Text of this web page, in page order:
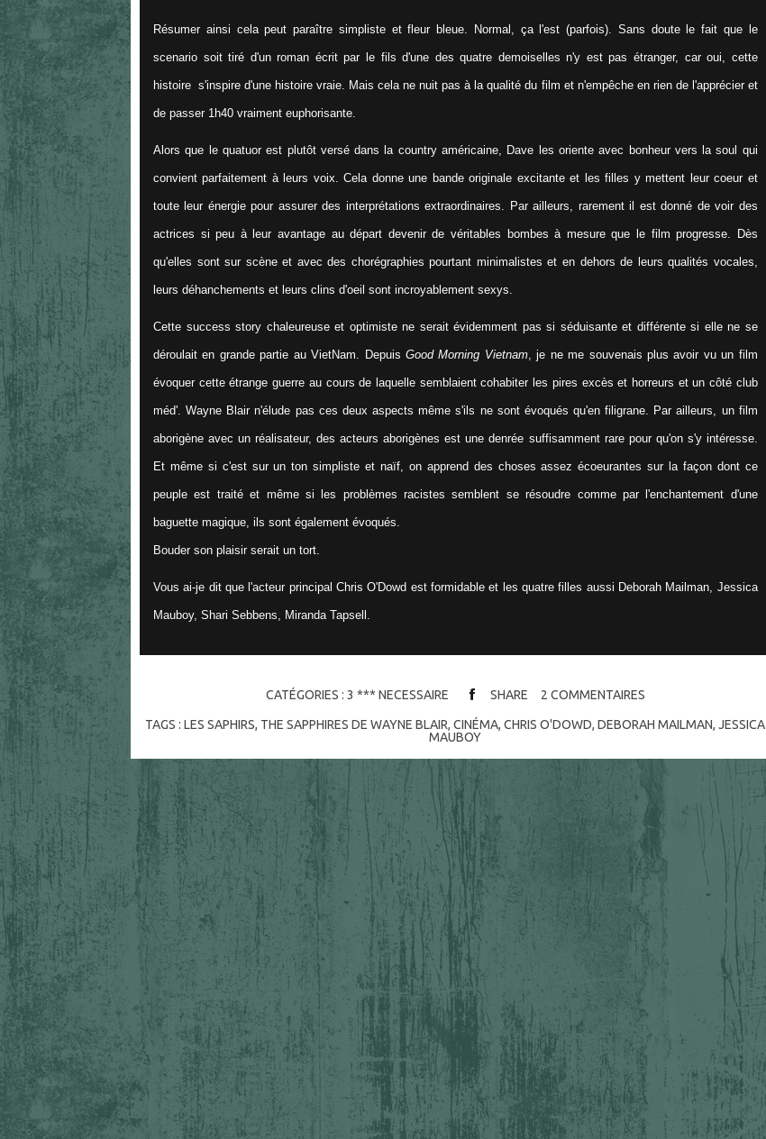
Résumer ainsi cela peut paraître simpliste et fleur bleue. Normal, ça l'est (parfois). Sans doute le fait que le
scenario soit tiré d'un roman écrit par le fils d'une des quatre demoiselles n'y est pas étranger, car oui, cette
histoire s'inspire d'une histoire vraie. Mais cela ne nuit pas à la qualité du film et n'empêche en rien de l'apprécier et
de passer 1h40 vraiment euphorisante.
Alors que le quatuor est plutôt versé dans la country américaine, Dave les oriente avec bonheur vers la soul qui
convient parfaitement à leurs voix. Cela donne une bande originale excitante et les filles y mettent leur coeur et
toute leur énergie pour assurer des interprétations extraordinaires. Par ailleurs, rarement il est donné de voir des
actrices si peu à leur avantage au départ devenir de véritables bombes à mesure que le film progresse. Dès
qu'elles sont sur scène et avec des chorégraphies pourtant minimalistes et en dehors de leurs qualités vocales,
leurs déhanchements et leurs clins d'oeil sont incroyablement sexys.
Cette success story chaleureuse et optimiste ne serait évidemment pas si séduisante et différente si elle ne se
déroulait en grande partie au VietNam. DepuisGood Morning Vietnam, je ne me souvenais plus avoir vu un film
évoquer cette étrange guerre au cours de laquelle semblaient cohabiter les pires excès et horreurs et un côté club
méd'. Wayne Blair n'élude pas ces deux aspects même s'ils ne sont évoqués qu'en filigrane. Par ailleurs, un film
aborigène avec un réalisateur, des acteurs aborigènes est une denrée suffisamment rare pour qu'on s'y intéresse.
Et même si c'est sur un ton simpliste et naïf, on apprend des choses assez écoeurantes sur la façon dont ce
peuple est traité et même si les problèmes racistes semblent se résoudre comme par l'enchantement d'une
baguette magique, ils sont également évoqués.
Bouder son plaisir serait un tort.
Vous ai-je dit que l'acteur principal Chris O'Dowd est formidable et les quatre filles aussi Deborah Mailman, Jessica
Mauboy, Shari Sebbens, Miranda Tapsell.
CATÉGORIES : 3 *** NECESSAIRE SHARE 2 COMMENTAIRES
TAGS :LES SAPHIRS, THE SAPPHIRES DE WAYNE BLAIR,CINÉMA,CHRIS O'DOWD,DEBORAH MAILMAN,JESSICA
MAUBOY